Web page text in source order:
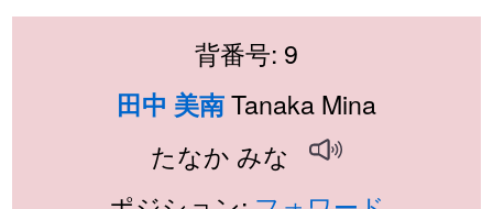
背番号: 9
田中 美南Tanaka Mina
たなか みな